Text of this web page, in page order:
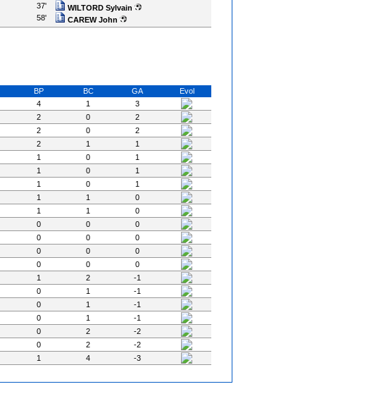
37'
WILTORD Sylvain
58'
CAREW John
BP BC GA
Evol
4 1
3
2 0
2
2 0
2
2 1
1
1 0
1
1 0
1
1 0
1
1 1
0
1 1
0
0 0
0
0 0
0
0 0
0
0 0
0
1 2
-1
0 1
-1
0 1
-1
0 1
-1
0 2
-2
0 2
-2
1 4 -3